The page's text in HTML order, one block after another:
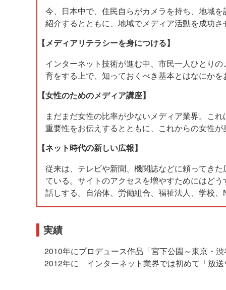
今、日本中で、住民自らがカメラを持ち、地域
紹介するとともに、地域でメディア活動を成功
【メディアリテラシーを身につける】
インターネット技術が進む中、市民一人ひとり
育をする上で、知っておくべき基本とはなにかを
【女性のためのメディア講座】
まだまだ女性の比率が少ないメディア業界。こ
重要性をお伝えするとともに、これからの女性
【ネット時代の新しい広報】
従来は、テレビや新聞、機関誌などに頼ってき
ている。サイトのアクセスを増やすためにはど
話しする。自治体、労働組合、福祉法人、学校
実績
2010年にプロデュース作品「宮下公園～東京・
2012年に インターネット業界では初めて「放送